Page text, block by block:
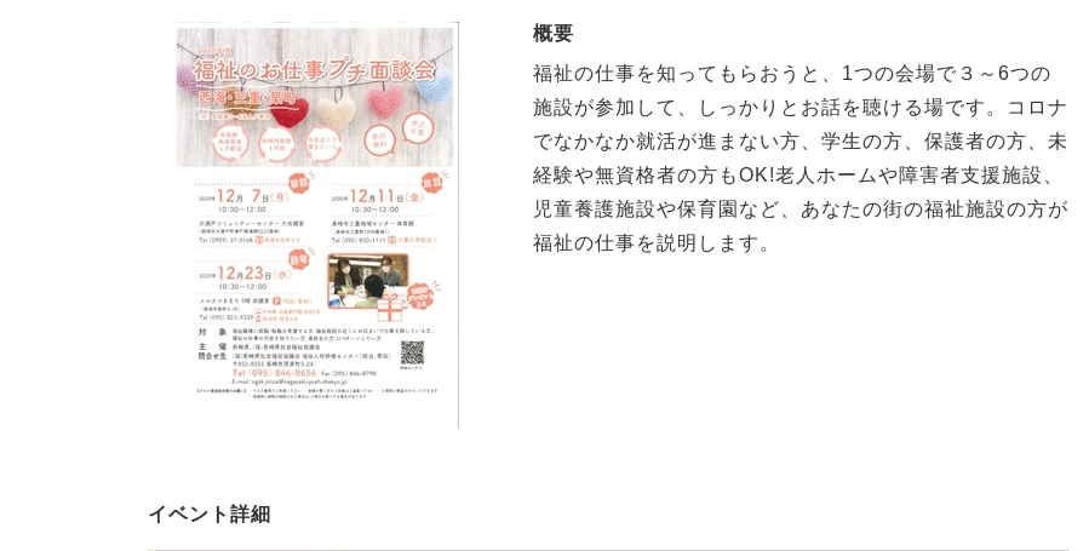
概要
福祉の仕事を知ってもらおうと、1つの会場で３～6つの
施設が参加して、しっかりとお話を聴ける場です。コロナ
でなかなか就活が進まない方、学生の方、保護者の方、未
経験や無資格者の方もOK!老人ホームや障害者支援施設、
児童養護施設や保育園など、あなたの街の福祉施設の方が
福祉の仕事を説明します。
イベント詳細